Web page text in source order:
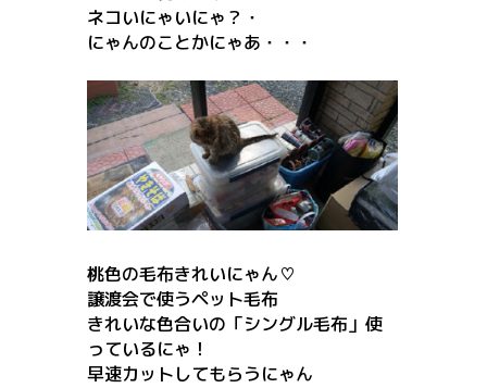
ネコいにゃいにゃ？・
にゃんのことかにゃあ・・・
桃色の毛布きれいにゃん♡
譲渡会で使うペット毛布
きれいな色合いの「シングル毛布」使
っているにゃ！
早速カットしてもらうにゃん